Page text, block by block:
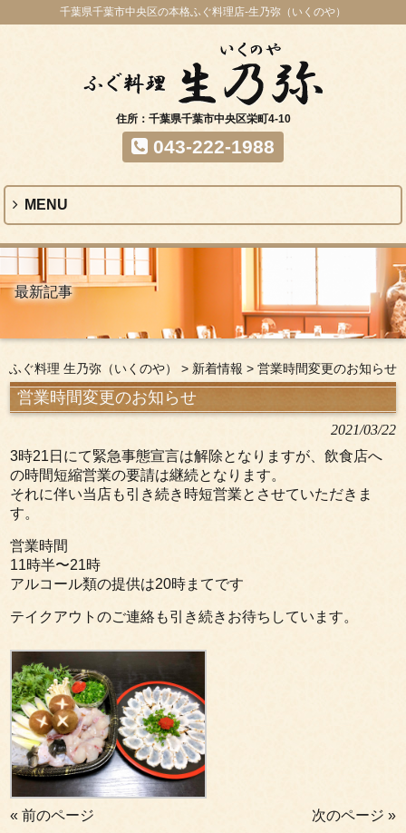
千葉県千葉市中央区の本格ふぐ料理店-生乃弥（いくのや）
住所：千葉県千葉市中央区栄町4-10
043-222-1988
MENU
最新記事
ふぐ料理 生乃弥（いくのや） > 新着情報 > 営業時間変更のお知らせ
営業時間変更のお知らせ
2021/03/22
3時21日にて緊急事態宣言は解除となりますが、飲食店へ
の時間短縮営業の要請は継続となります。
それに伴い当店も引き続き時短営業とさせていただきま
す。
営業時間
11時半〜21時
アルコール類の提供は20時まてです
テイクアウトのご連絡も引き続きお待ちしています。
« 前のページ 次のページ »